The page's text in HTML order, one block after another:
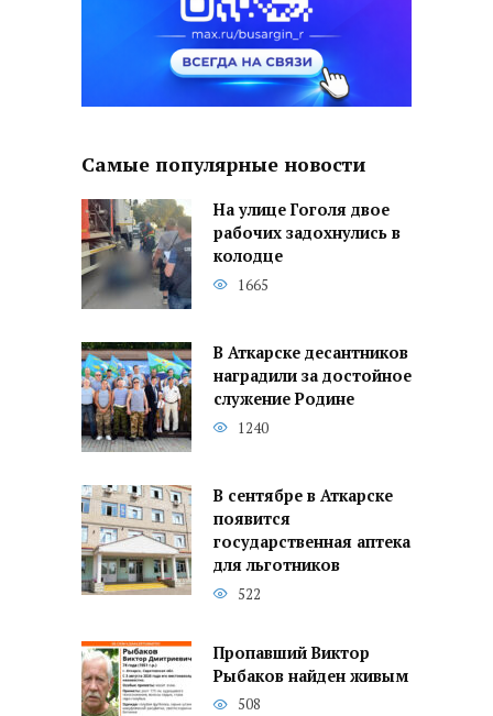
Самые популярные новости
На улице Гоголя двое
рабочих задохнулись в
колодце
1665
В Аткарске десантников
наградили за достойное
служение Родине
1240
В сентябре в Аткарске
появится
государственная аптека
для льготников
522
Пропавший Виктор
Рыбаков найден живым
508